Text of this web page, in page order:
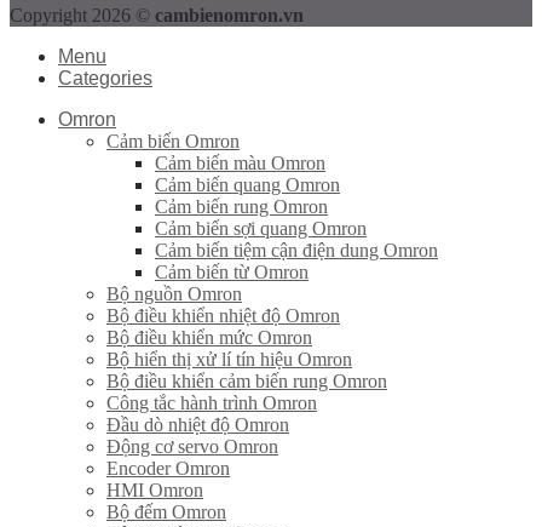
Copyright 2026 © cambienomron.vn
Menu
Categories
Omron
Cảm biến Omron
Cảm biến màu Omron
Cảm biến quang Omron
Cảm biến rung Omron
Cảm biến sợi quang Omron
Cảm biến tiệm cận điện dung Omron
Cảm biến từ Omron
Bộ nguồn Omron
Bộ điều khiển nhiệt độ Omron
Bộ điều khiển mức Omron
Bộ hiển thị xử lí tín hiệu Omron
Bộ điều khiển cảm biến rung Omron
Công tắc hành trình Omron
Đầu dò nhiệt độ Omron
Động cơ servo Omron
Encoder Omron
HMI Omron
Bộ đếm Omron